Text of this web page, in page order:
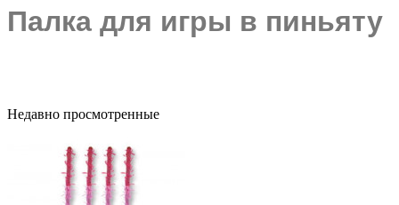
Палка для игры в пиньяту
Недавно просмотренные